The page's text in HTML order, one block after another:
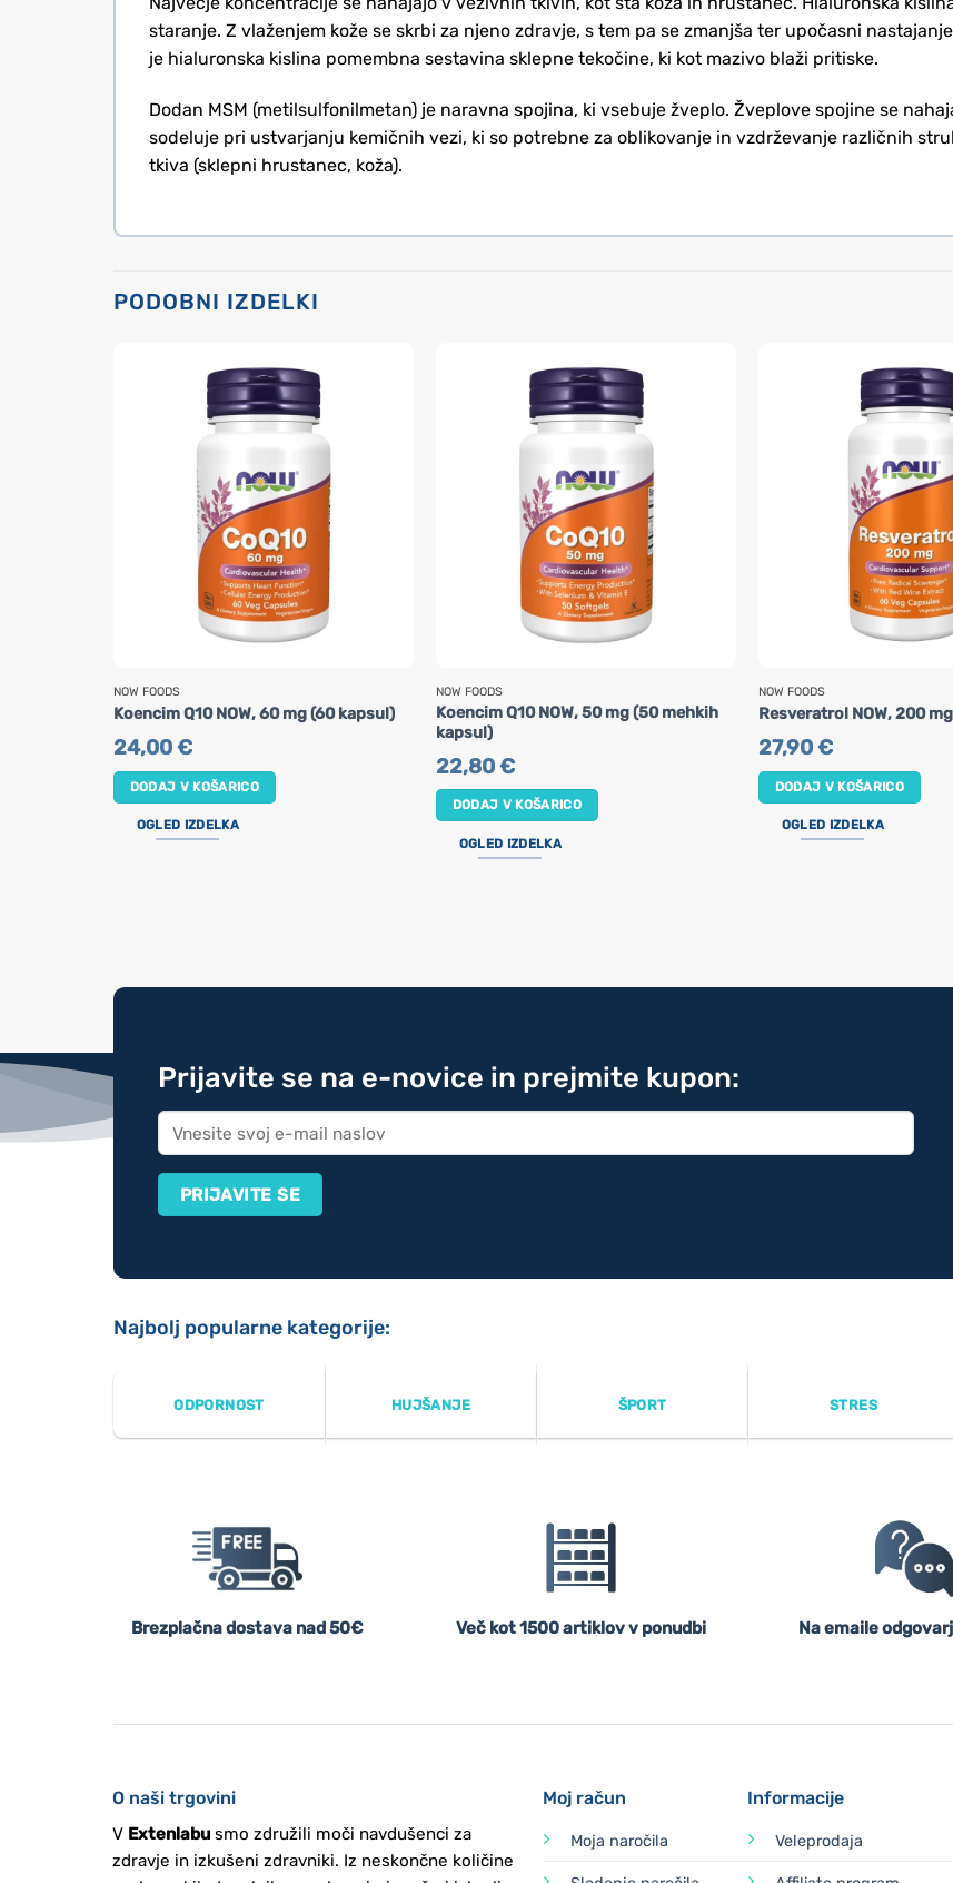
staranje. Z vlaženjem kože se skrbi za njeno zdravje, s tem pa se zmanjša ter upočasni
je hialuronska kislina pomembna sestavina sklepne tekočine, ki kot mazivo blaži pritiske.
Dodan MSM (metilsulfonilmetan) je naravna spojina, ki vsebuje žveplo. Žveplove spojine se
sodeluje pri ustvarjanju kemičnih vezi, ki so potrebne za oblikovanje in vzdrževanje različnih
tkiva (sklepni hrustanec, koža).
PODOBNI IZDELKI
NOW FOODS
Koencim Q10 NOW, 60 mg (60 kapsul)
24,00€
DODAJ V KOŠARICO
OGLED IZDELKA
NOW FOODS
Koencim Q10 NOW, 50 mg (50 mehkih
kapsul)
22,80€
DODAJ V KOŠARICO
OGLED IZDELKA
NOW FOODS
Resveratrol NOW, 200
27,90€
DODAJ V KOŠARICO
OGLED IZDELKA
Prijavite se na e-novice in prejmite kupon:
Najbolj popularne kategorije:
ODPORNOST HUJŠANJE ŠPORT STRES
Brezplačna dostava nad 50€ Več kot 1500 artiklov v ponudbi Na emaile
O naši trgovini
V Extenlabusmo združili moči navdušenci za
zdravje in izkušeni zdravniki. Iz neskončne količine
Moj račun
Moja naročila
Informacije
Veleprodaja